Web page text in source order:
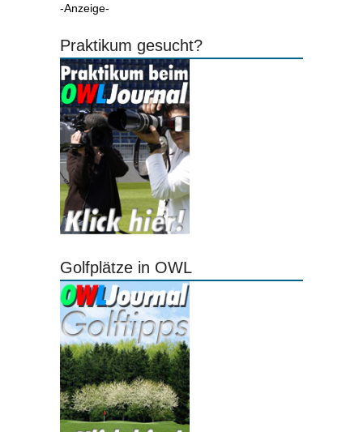
-Anzeige-
Praktikum gesucht?
Golfplätze in OWL